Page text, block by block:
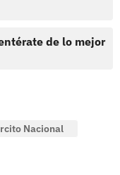
de lo mejor
Nacional